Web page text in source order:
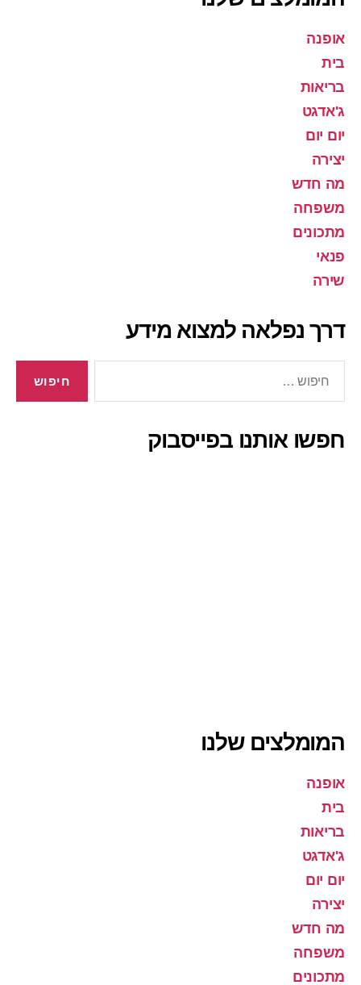
אופנה
בית
בריאות
ג'אדגט
יום יום
יצירה
מה חדש
משפחה
מתכונים
פנאי
שירה
דרך נפלאה למצוא מידע
חפשו אותנו בפייסבוק
המומלצים שלנו
אופנה
בית
בריאות
ג'אדגט
יום יום
יצירה
מה חדש
משפחה
מתכונים